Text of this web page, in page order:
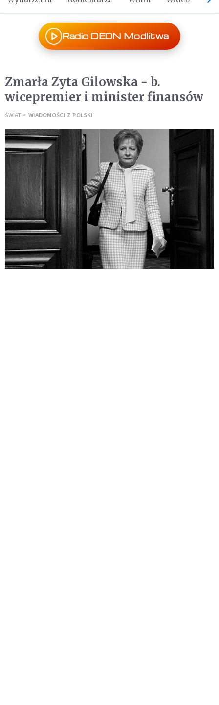
Radio DEON Modlitwa
Zmarła Zyta Gilowska - b.
wicepremier i minister finansów
ŚWIAT WIADOMOŚCI Z POLSKI